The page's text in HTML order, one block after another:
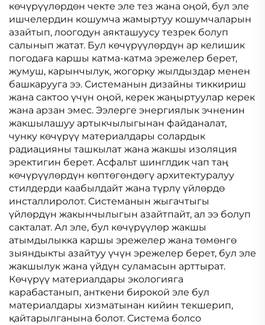
көчүрүүлөрдөн чекте эле тез жана оңой, бул эле
ишчелердин кошумча жамыртуу кошумчаларын
азайтып, лоогодун аякташуусу тезрек болуп
салынып жатат. Бул көчүрүүлөрдүн ар келишик
погодаға каршы катма-катма эрежелер берет,
жумуш, карынчылук, жогорку жылдыздар менен
башкарууга ээ. Системанын дизайны тиккириш
жана сактоо үчүн оңой, керек жаңыртуулар керек
жана арзан эмес. Ээлерге энергиялык эчненин
жакшылашуу артыкчылыгынан файданалат,
чунку көчүрүү материалдары солардык
радиацияны ташкылат жана жакшы изоляция
эректигин берет. Асфальт шинглдик чап таң
көчүрүүлөрдүн көптөгөндөгү архитектуралуу
стилдерди каабылдайт жана түрлү үйлөрдө
инсталлиролот. Системанын жыгачтыгы
үйлөрдүн жакынчылыгын азайтпайт, ал ээ болуп
сакталат. Ал эле, бул көчүрүүлөр жакшы
атымдылыкка каршы эрежелер жана төмөнгө
зыяндыкты азайтуу үчүн эрежелер берет, бул эле
жакшылук жана үйдүн суламасын арттырат.
Көчүрүү материалдары экологияга
карабастанып, анткени бирокой эле бул
материалдары хизматынан кийин текшерип,
қайтарылганына болот. Система болсо